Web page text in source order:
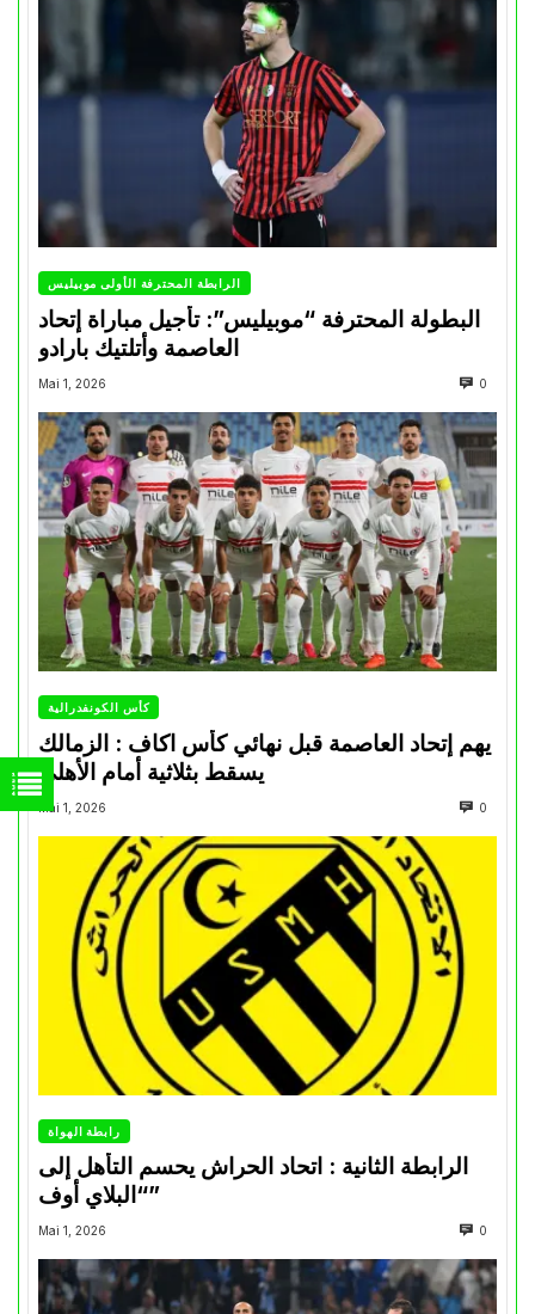
الرابطة المحترفة الأولى موبيليس
البطولة المحترفة “موبيليس”: تأجيل مباراة إتحاد
العاصمة وأتلتيك بارادو
Mai 1, 2026 0
كأس الكونفدرالية
يهم إتحاد العاصمة قبل نهائي كأس اكاف : الزمالك
Mai 1, 2026 0
رابطة الهواة
الرابطة الثانية : اتحاد الحراش يحسم التأهل إلى
“البلاي أوف”
Mai 1, 2026 0